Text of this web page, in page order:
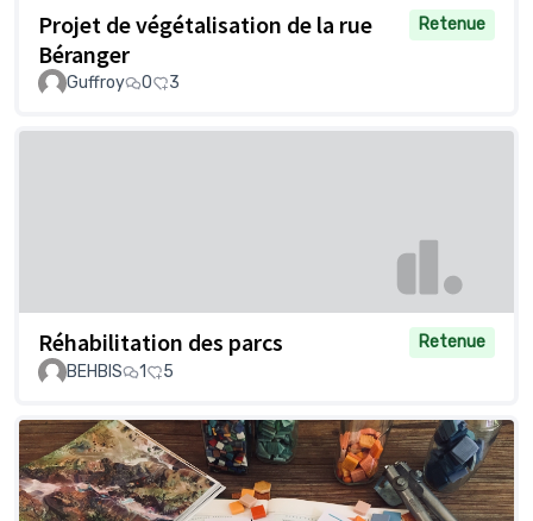
Projet de végétalisation de la rue
Béranger
Retenue
Guffroy 0 3
Réhabilitation des parcs
Retenue
BEHBIS
1 5